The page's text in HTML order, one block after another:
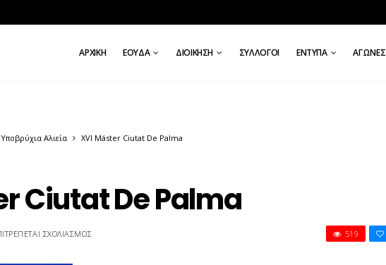
ΑΡΧΙΚΉ ΕΟΥΔΑ ΔΙΟΊΚΗΣΗ ΣΎΛΛΟΓΟΙ ΈΝΤΥΠΑ ΑΓΏΝΕΣ
Υποβρύχια Αλιεία XVI Máster Ciutat De Palma
Ciutat De Palma
ΣΧΟΛΙΑΣΜΌΣ 519